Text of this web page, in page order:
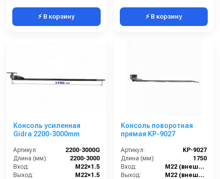
⚡ В корзину ⚡ В корзину
Консоль усиленная
Gidra 2200-3000mm
Артикул:
2200-3000G
Длина (мм):
2200-3000
Вход:
M22×1.5
Выход:
M22×1.5
Консоль поворотная
прямая KP-9027
Артикул:
KP-9027
Длина (мм):
1750
Вход:
M22 (внешний)
Выход:
M22 (внешний вращающийся)